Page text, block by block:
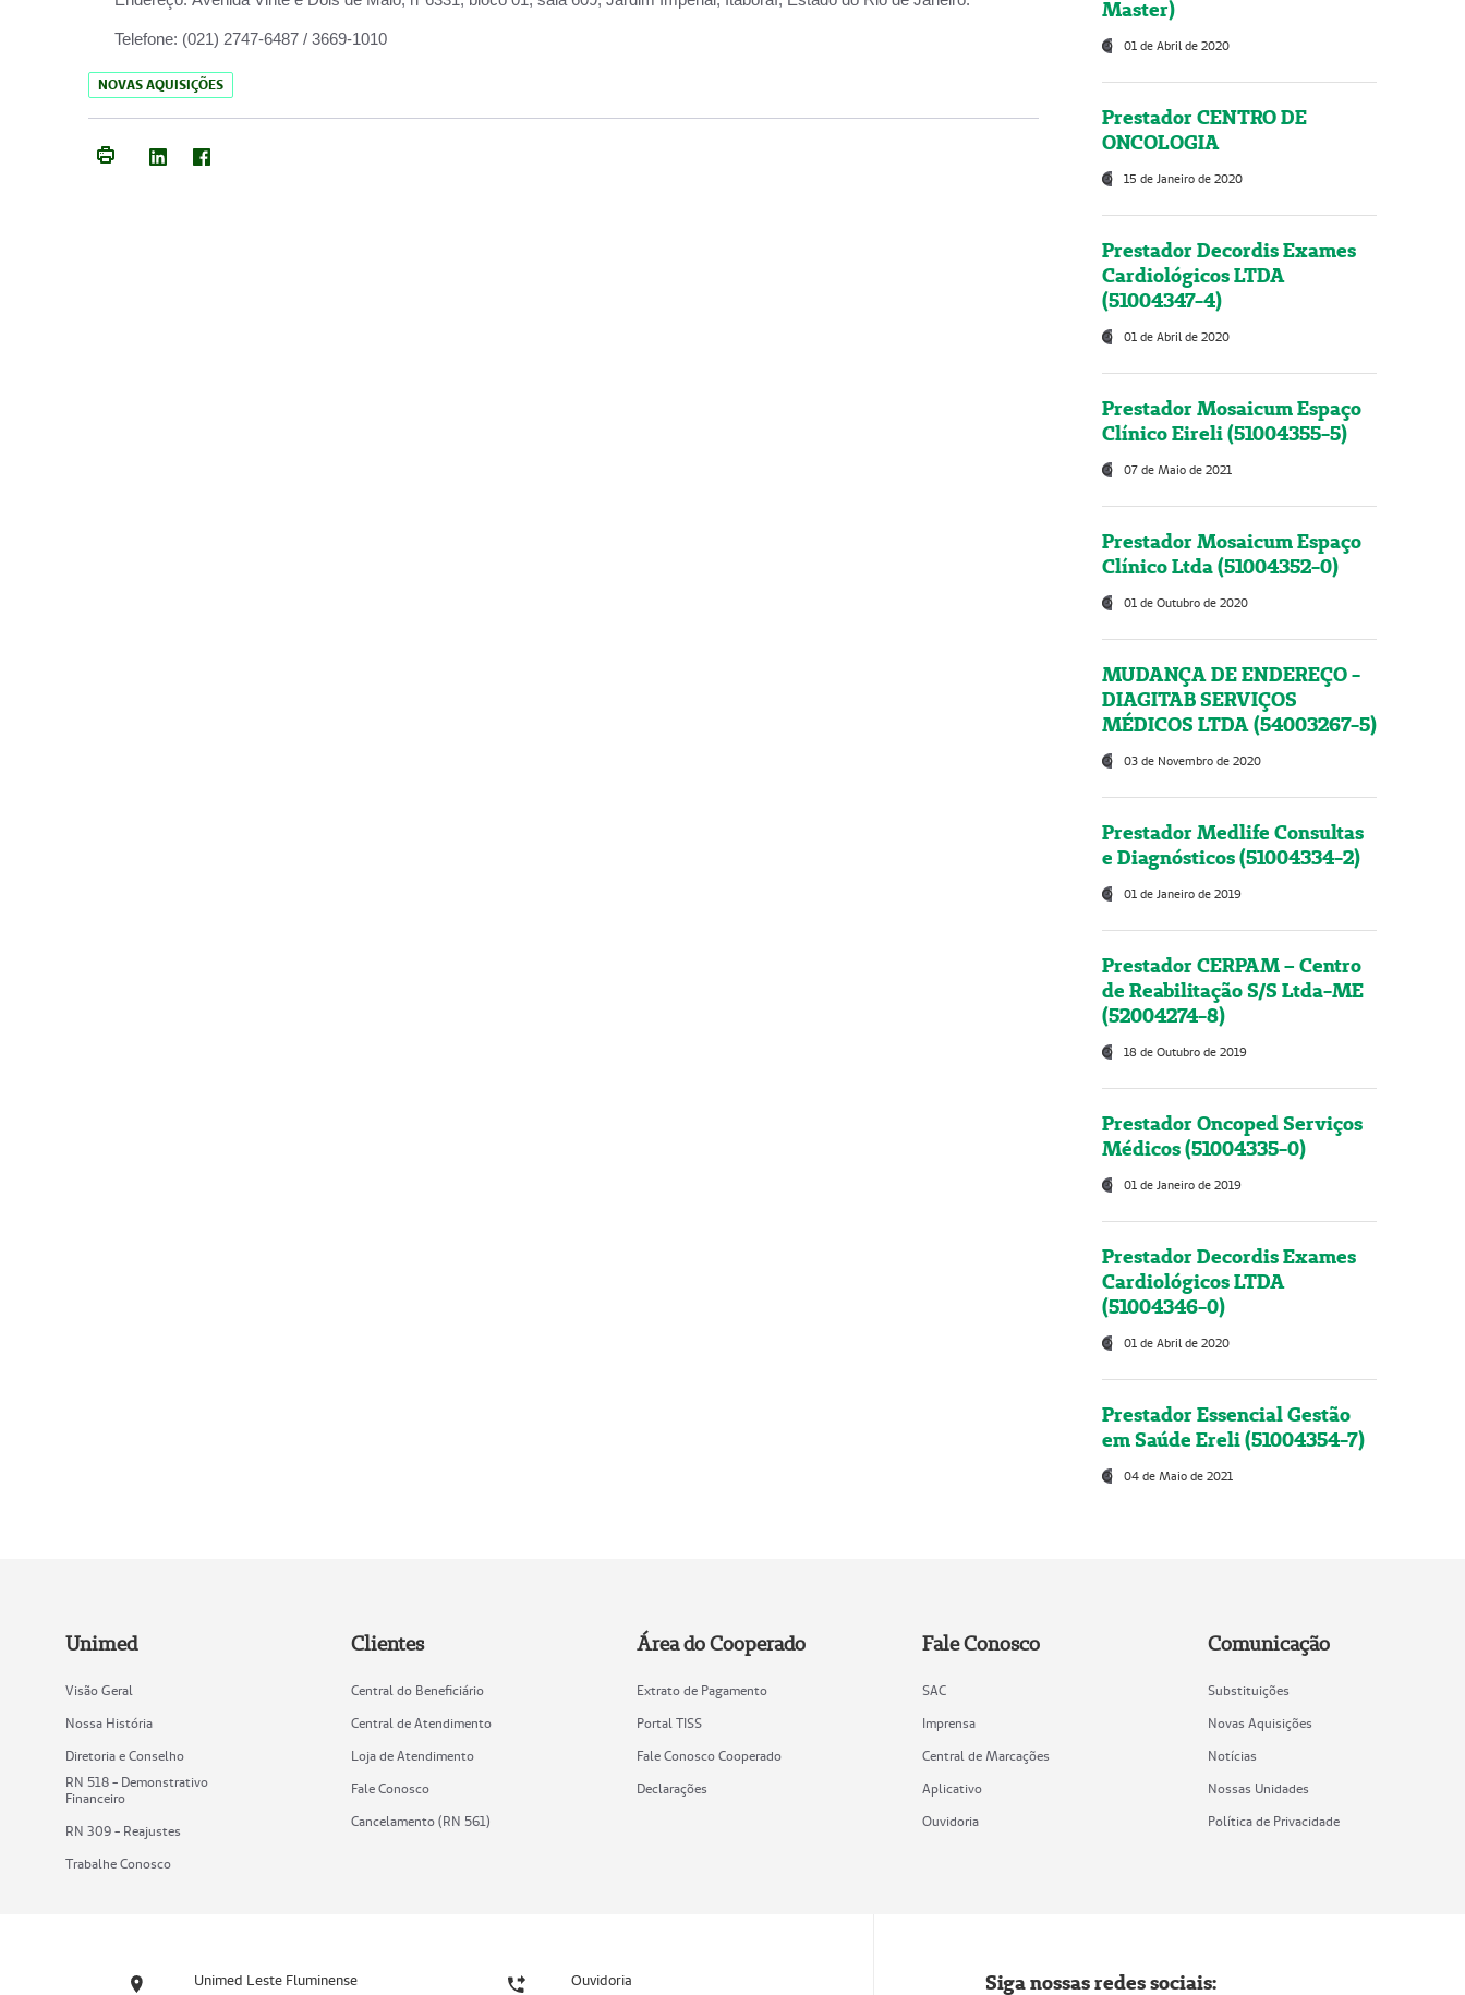
Telefone: (021) 2747-6487 / 3669-1010
NOVAS AQUISIÇÕES
Master)
01 de Abril de 2020
Prestador CENTRO DE
ONCOLOGIA
15 de Janeiro de 2020
Prestador Decordis Exames
Cardiológicos LTDA
(51004347-4)
01 de Abril de 2020
Prestador Mosaicum Espaço
Clínico Eireli (51004355-5)
07 de Maio de 2021
Prestador Mosaicum Espaço
Clínico Ltda (51004352-0)
01 de Outubro de 2020
MUDANÇA DE ENDEREÇO -
DIAGITAB SERVIÇOS
MÉDICOS LTDA (54003267-5)
03 de Novembro de 2020
Prestador Medlife Consultas
e Diagnósticos (51004334-2)
01 de Janeiro de 2019
Prestador CERPAM – Centro
de Reabilitação S/S Ltda-ME
(52004274-8)
18 de Outubro de 2019
Prestador Oncoped Serviços
Médicos (51004335-0)
01 de Janeiro de 2019
Prestador Decordis Exames
Cardiológicos LTDA
(51004346-0)
01 de Abril de 2020
Prestador Essencial Gestão
em Saúde Ereli (51004354-7)
04 de Maio de 2021
Unimed
Visão Geral
Nossa História
Diretoria e Conselho
RN 518 - Demonstrativo
Financeiro
RN 309 - Reajustes
Trabalhe Conosco
Clientes
Central do Beneficiário
Central de Atendimento
Loja de Atendimento
Fale Conosco
Cancelamento (RN 561)
Área do Cooperado
Extrato de Pagamento
Portal TISS
Fale Conosco Cooperado
Declarações
Fale Conosco
SAC
Imprensa
Central de Marcações
Aplicativo
Ouvidoria
Comunicação
Substituições
Novas Aquisições
Notícias
Nossas Unidades
Política de Privacidade
Unimed Leste Fluminense Ouvidoria Siga nossas redes sociais: